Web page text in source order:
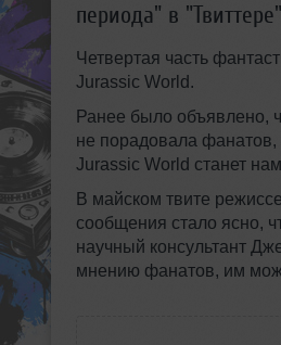
периода" в
Четвертая часть
Jurassic World.
Ранее было объявлено,
не порадовала фанатов,
Jurassic World станет
В майском твите
сообщения стало ясно,
научный консультант
мнению фанатов, им